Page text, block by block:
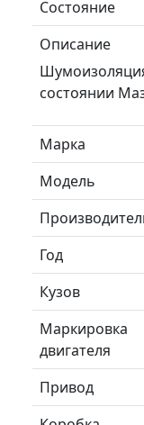
Состояние
Описание
состоянии
Марка
Модель
Год
Кузов
Маркировка
двигателя
Привод